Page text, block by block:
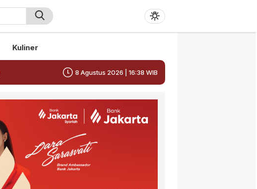
Kuliner
8 Agustus 2026 | 16:38 WIB